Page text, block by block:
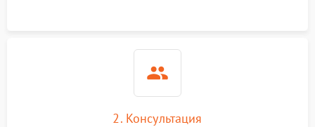
2. Консультация